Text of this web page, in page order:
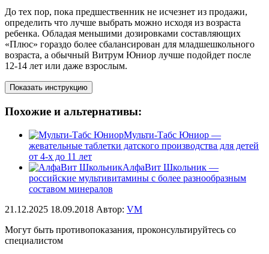
До тех пор, пока предшественник не исчезнет из продажи,
определить что лучше выбрать можно исходя из возраста
ребенка. Обладая меньшими дозировками составляющих
«Плюс» гораздо более сбалансирован для младшешкольного
возраста, а обычный Витрум Юниор лучше подойдет после
12-14 лет или даже взрослым.
Показать инструкцию
Похожие и альтернативы:
Мульти-Табс Юниор —
жевательные таблетки датского производства для детей
от 4-х до 11 лет
АлфаВит Школьник —
российские мультивитамины с более разнообразным
составом минералов
21.12.2025 18.09.2018 Автор: VM
Могут быть противопоказания, проконсультируйтесь со
специалистом